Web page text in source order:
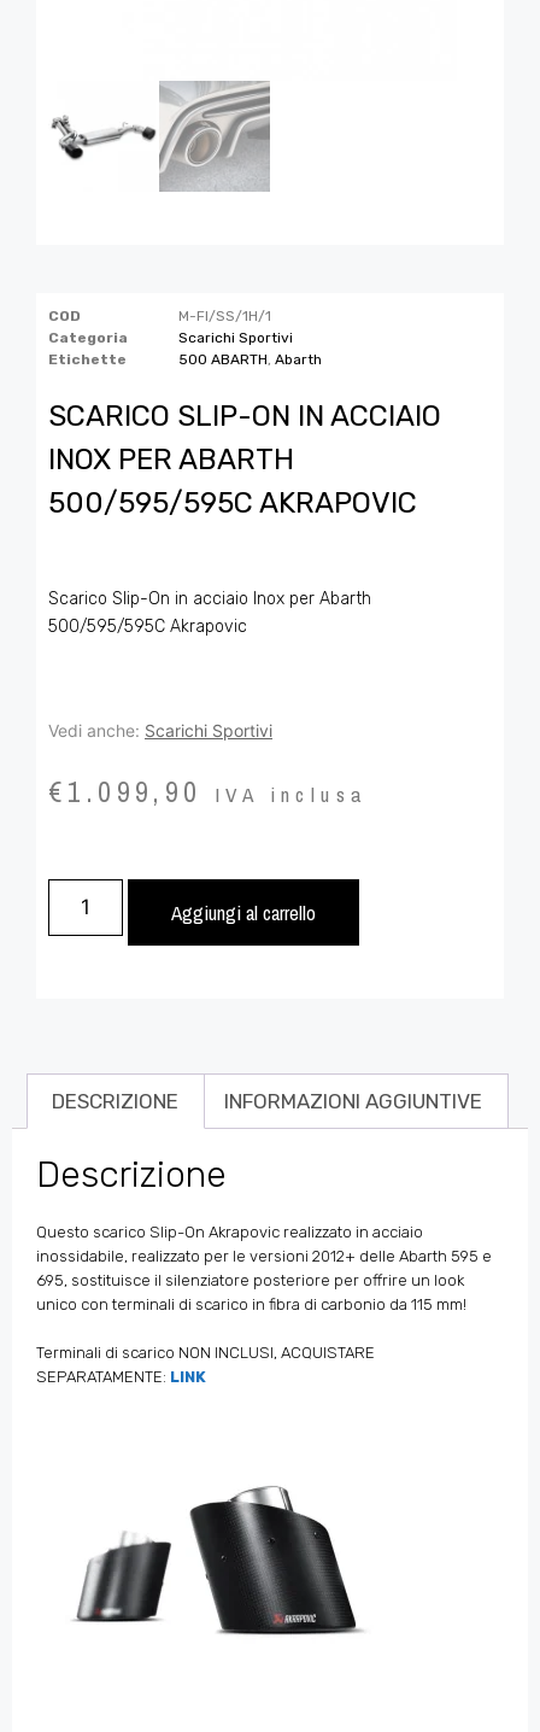
COD
M-FI/SS/1H/1
Categoria
Scarichi Sportivi
Etichette
500 ABARTH, Abarth
SCARICO SLIP-ON IN ACCIAIO
INOX PER ABARTH
500/595/595C AKRAPOVIC
Scarico Slip-On in acciaio Inox per Abarth
500/595/595C Akrapovic
Vedi anche: Scarichi Sportivi
€1.099,90 IVA inclusa
Aggiungi al carrello
DESCRIZIONE INFORMAZIONI AGGIUNTIVE
Descrizione
Questo scarico Slip-On Akrapovic realizzato in acciaio
inossidabile, realizzato per le versioni 2012+ delle Abarth 595 e
695, sostituisce il silenziatore posteriore per offrire un look
unico con terminali di scarico in fibra di carbonio da 115 mm!
Terminali di scarico NON INCLUSI, ACQUISTARE
SEPARATAMENTE: LINK